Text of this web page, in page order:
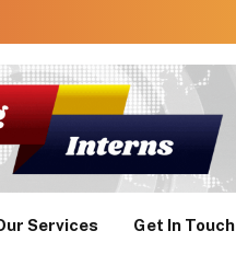
Services Get In Touch